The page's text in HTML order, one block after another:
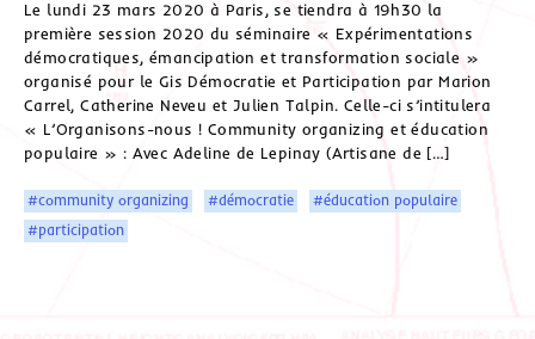
Le lundi 23 mars 2020 à Paris, se tiendra à 19h30 la
première session 2020 du séminaire « Expérimentations
démocratiques, émancipation et transformation sociale »
organisé pour le Gis Démocratie et Participation par Marion
Carrel, Catherine Neveu et Julien Talpin. Celle-ci s’intitulera
« L’Organisons-nous ! Community organizing et éducation
populaire » : Avec Adeline de Lepinay (Artisane de […]
#community organizing #démocratie
#éducation populaire
#participation